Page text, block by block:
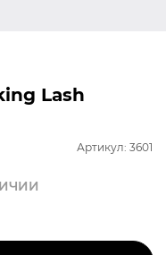
Lash
Артикул: 3601